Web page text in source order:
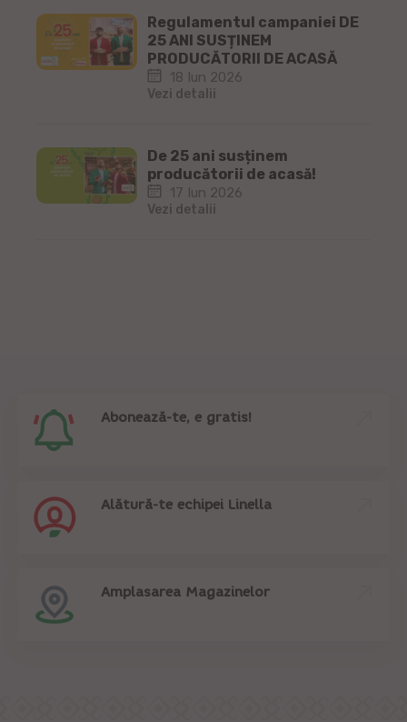
Regulamentul campaniei DE
25 ANI SUSȚINEM
PRODUCĂTORII DE ACASĂ
18 Iun 2026
Vezi detalii
De 25 ani susținem
producătorii de acasă!
17 Iun 2026
Vezi detalii
Abonează-te, e gratis!
Alătură-te echipei Linella
Amplasarea Magazinelor